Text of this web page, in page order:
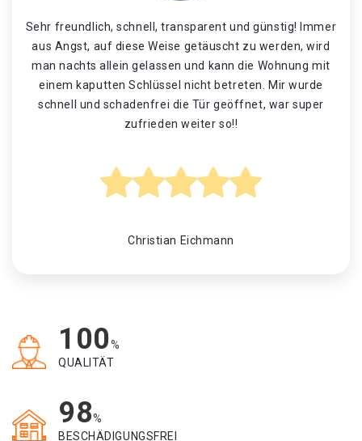
Sehr freundlich, schnell, transparent und günstig! Immer
aus Angst, auf diese Weise getäuscht zu werden, wird
man nachts allein gelassen und kann die Wohnung mit
einem kaputten Schlüssel nicht betreten. Mir wurde
schnell und schadenfrei die Tür geöffnet, war super
zufrieden weiter so!!
Christian Eichmann
100%
QUALITÄT
98%
BESCHÄDIGUNGSFREI